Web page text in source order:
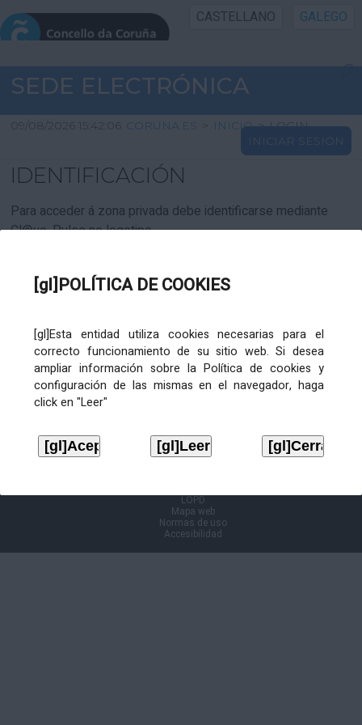
[gl]POLÍTICA DE COOKIES
[gl]Esta entidad utiliza cookies necesarias para el
correcto funcionamiento de su sitio web. Si desea
ampliar información sobre la Política de cookies y
configuración de las mismas en el navegador, haga
click en "Leer"
CASTELLANO GALEGO
INICIO SEDE
INICIO
INFORMACIÓN PÚBLICA
CARTAFOL CIDADÁN
SEDE ELECTRÓNICA
09/08/2026 15:42:06 CORUNA.ES > INICIO > LOGIN
INICIAR SESIÓN
IDENTIFICACIÓN
Para acceder á zona privada debe identificarse mediante
Cl@ve. Pulse no logotipo
LOPD
Mapa web
Normas de uso
Accesibilidad